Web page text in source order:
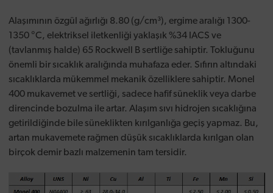
Alaşımının özgül ağırlığı 8.80 (g/cm³), ergime aralığı 1300-
1350 °C, elektriksel iletkenliği yaklaşık %34 IACS ve
(tavlanmış halde) 65 Rockwell B sertliğe sahiptir. Tokluğunu
önemli bir sıcaklık aralığında muhafaza eder. Sıfırın altındaki
sıcaklıklarda mükemmel mekanik özelliklere sahiptir. Monel
400 mukavemet ve sertliği, sadece hafif süneklik veya darbe
direncinde bozulma ile artar. Alaşım sıvı hidrojen sıcaklığına
getirildiğinde bile süneklikten kırılganlığa geçiş yapmaz. Bu,
artan mukavemete rağmen düşük sıcaklıklarda kırılgan olan
birçok demir bazlı malzemenin tam tersidir.